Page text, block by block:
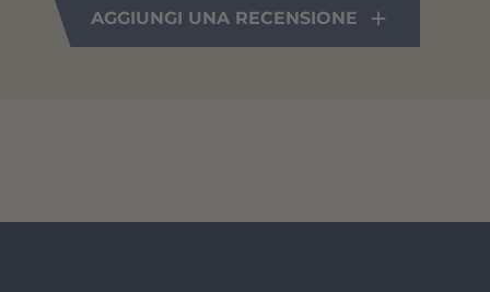
AGGIUNGI UNA RECENSIONE